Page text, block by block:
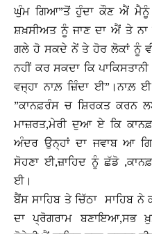
ਘੁੰਮ ਗਿਆ”ਤੋਂ ਹੁੰਦਾ ਕੌਣ ਐਂ ਮੈਨੂੰ
ਸ਼ਖ਼ਸੀਅਤ ਨੂੰ ਜਾਣ ਦਾ ਐਂ ਤੇ
ਗਲੇ ਹੋ ਸਕਦੇ ਨੇਂ ਤੇ ਹੋਰ ਲੋਕਾਂ ਨੂੰ
ਨਹੀਂ ਕਰ ਸਕਦਾ ਕਿ
ਵਜ੍ਹਾ ਨਾਲ਼ ਜ਼ਿੰਦਾ ਈ”।ਨਾਲ਼
”ਕਾਨਫ਼ਰੰਸ ਚ ਸ਼ਿਰਕਤ ਕਰਨ
ਮਾਜ਼ਰਤ,ਮੇਰੀ ਦੁਆ ਏ ਕਿ
ਅੰਦਰ ਉਨ੍ਹਾਂ ਦਾ ਜਵਾਬ ਆ
ਸੋਹਣਾ ਈ,ਜ਼ਾਹਿਦ ਨੂੰ ਛੱਡੋ
ਈ।
ਬੈਂਸ ਸਾਹਿਬ ਤੇ ਚਿੱਠਾ ਸਾਹਿਬ ਨੇ
ਦਾ ਪ੍ਰੋਗਰਾਮ ਬਣਾਇਆ,ਸਭ